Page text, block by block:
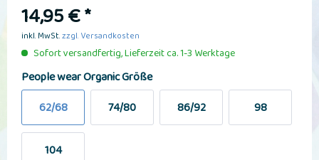
14,95 € *
inkl. MwSt.zzgl. Versandkosten
Sofort versandfertig, Lieferzeit ca. 1-3 Werktage
People wear Organic Größe
62/68
74/80 86/92 98
104